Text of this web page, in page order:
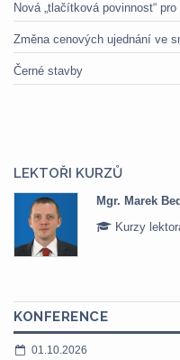
Nová „tlačítková povinnost“
Změna cenových ujednání ve
Černé stavby
LEKTOŘI KURZŮ
Mgr. Marek
Kurzy
KONFERENCE
01.10.2026